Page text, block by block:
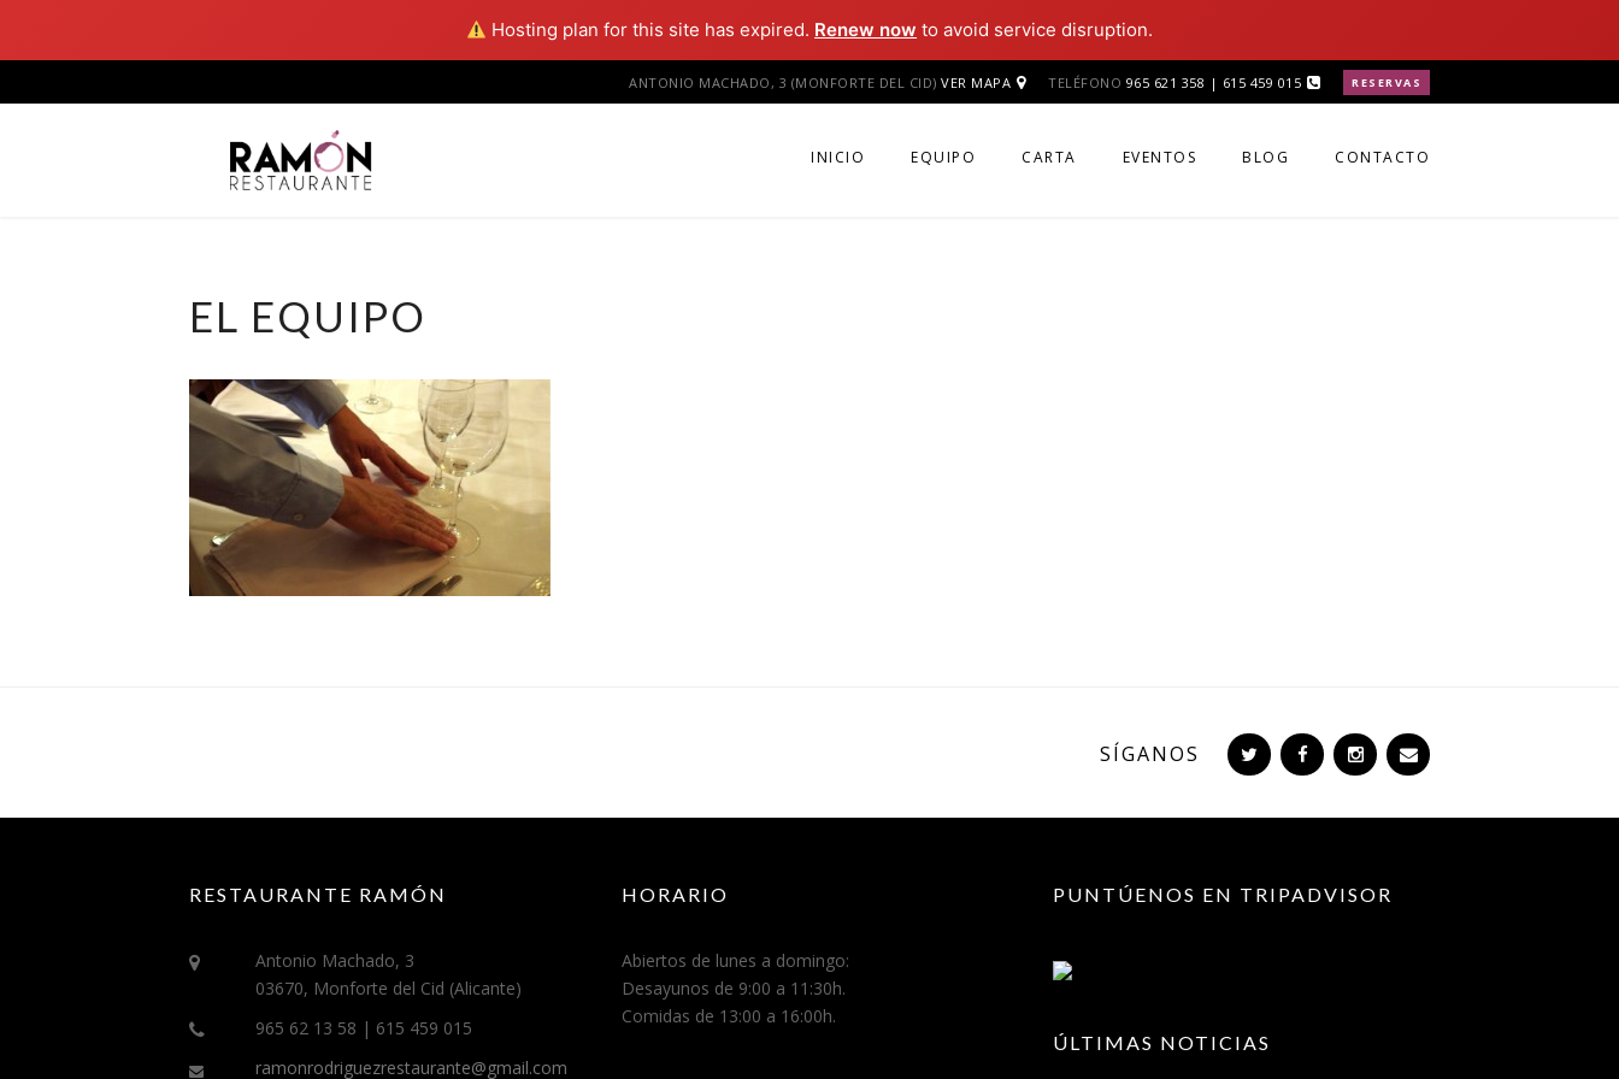
Hosting plan for this site has expired. Renew now to avoid service disruption.
to
ANTONIO MACHADO, 3 (MONFORTE DEL CID) VER MAPA TELÉFONO 965 621 358 | 615 459 015 RESERVAS
INICIO EQUIPO CARTA EVENTOS BLOG CONTACTO
EL EQUIPO
SÍGANOS
RESTAURANTE RAMÓN
Antonio Machado, 3
03670, Monforte del Cid (Alicante)
965 62 13 58 | 615 459 015
ramonrodriguezrestaurante@gmail.com
HORARIO
Abiertos de lunes a domingo:
Desayunos de 9:00 a 11:30h.
Comidas de 13:00 a 16:00h.
PUNTÚENOS EN TRIPADVISOR
ÚLTIMAS NOTICIAS